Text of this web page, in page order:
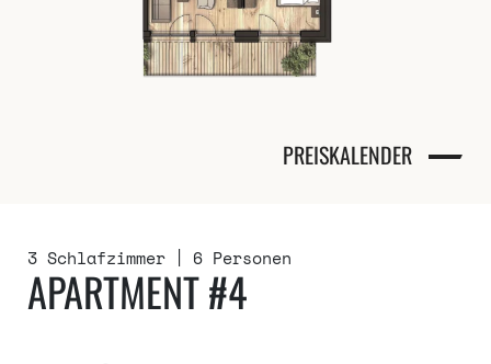
PREISKALENDER
3 Schlafzimmer 6 Personen
APARTMENT #4